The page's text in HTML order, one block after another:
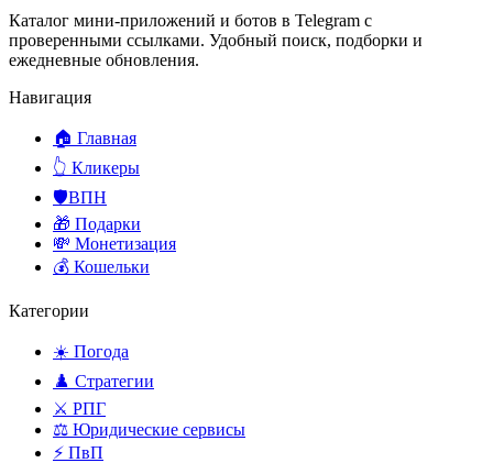
Каталог мини-приложений и ботов в Telegram с
проверенными ссылками. Удобный поиск, подборки и
ежедневные обновления.
Навигация
🏠 Главная
👆 Кликеры
🛡️ВПН
🎁 Подарки
💸 Монетизация
💰 Кошельки
Категории
☀️ Погода
♟️ Стратегии
⚔️ РПГ
⚖️ Юридические сервисы
⚡ ПвП